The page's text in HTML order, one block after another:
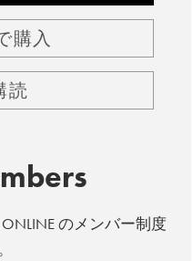
購入
読
ONLINE のメンバー制度